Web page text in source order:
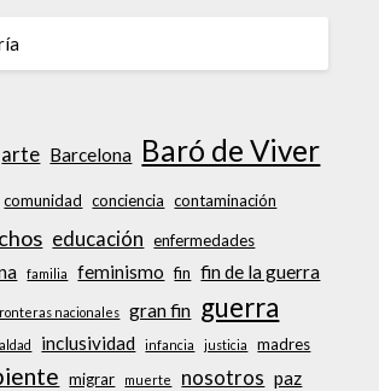
arte Barcelona Baró de Viver
comunidad conciencia contaminación
educación enfermedades
familia feminismo fin fin de la guerra
nacionales gran fin guerra
inclusividad infancia justicia madres
migrar muerte nosotros paz